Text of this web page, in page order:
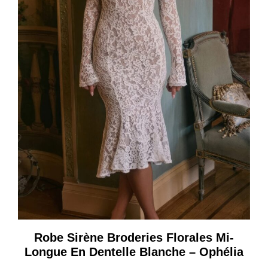
Robe Sirène Broderies Florales Mi-
Longue En Dentelle Blanche – Ophélia